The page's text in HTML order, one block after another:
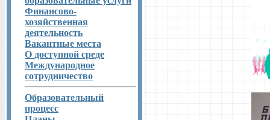
Финансово-
хозяйственная
деятельность
Вакантные места
О доступной среде
Международное
сотрудничество
Образовательный
процесс